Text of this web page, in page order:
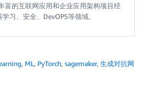
富的互联网应用和企业应用架构项目经
习、安全、DevOPS等领域。
, ML, PyTorch, sagemaker, 生成对抗网